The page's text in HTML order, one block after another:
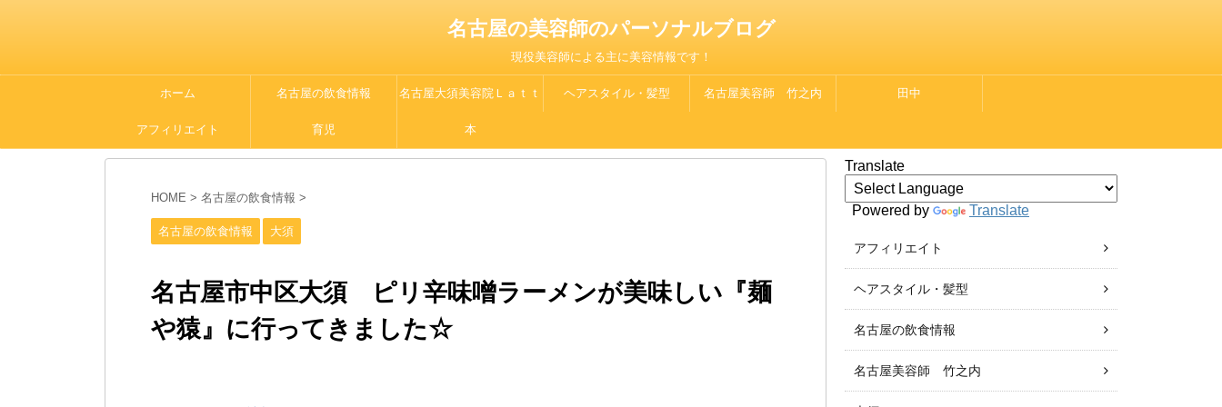
名古屋の美容師のパーソナルブログ
現役美容師による主に美容情報です！
ホーム 名古屋の飲食情報 名古屋大須美容院Ｌａｔｔ
ｅ
ヘアスタイル・髪型 名古屋美容師 竹之内 田中
アフィリエイト 育児 本
HOME > 名古屋の飲食情報 >
名古屋の飲食情報 大須
名古屋市中区大須 ピリ辛味噌ラーメンが美味しい『麺
や猿』に行ってきました☆
Translate
Powered by Translate
アフィリエイト
ヘアスタイル・髪型
名古屋の飲食情報
名古屋美容師 竹之内